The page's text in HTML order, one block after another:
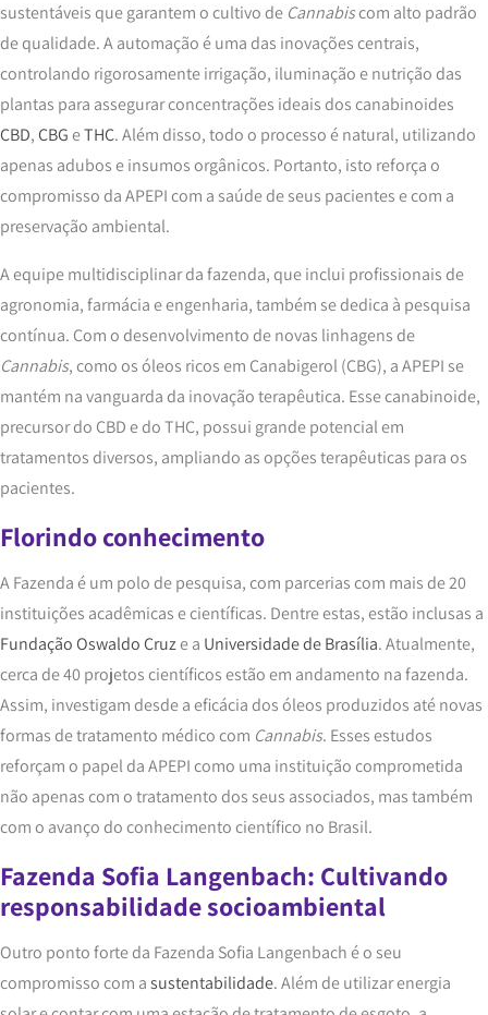
sustentáveis que garantem o cultivo de Cannabiscom alto padrão
de qualidade. A automação é uma das inovações centrais,
controlando rigorosamente irrigação, iluminação e nutrição das
plantas para assegurar concentrações ideais dos canabinoides
CBD,CBGeTHC. Além disso, todo o processo é natural, utilizando
apenas adubos e insumos orgânicos. Portanto, isto reforça o
compromisso da APEPI com a saúde de seus pacientes e com a
preservação ambiental.
A equipe multidisciplinar da fazenda, que inclui profissionais de
agronomia, farmácia e engenharia, também se dedica à pesquisa
contínua. Com o desenvolvimento de novas linhagens de
Cannabis, como os óleos ricos em Canabigerol (CBG), a APEPI se
mantém na vanguarda da inovação terapêutica. Esse canabinoide,
precursor do CBD e do THC, possui grande potencial em
tratamentos diversos, ampliando as opções terapêuticas para os
pacientes.
Florindo conhecimento
A Fazenda é um polo de pesquisa, com parcerias com mais de 20
instituições acadêmicas e científicas. Dentre estas, estão inclusas a
Fundação Oswaldo Cruze a Universidade de Brasília. Atualmente,
cerca de 40 projetos científicos estão em andamento na fazenda.
Assim, investigam desde a eficácia dos óleos produzidos até novas
formas de tratamento médico com Cannabis. Esses estudos
reforçam o papel da APEPI como uma instituição comprometida
não apenas com o tratamento dos seus associados, mas também
com o avanço do conhecimento científico no Brasil.
Fazenda Sofia Langenbach: Cultivando
responsabilidade socioambiental
Outro ponto forte da Fazenda Sofia Langenbach é o seu
compromisso com asustentabilidade. Além de utilizar energia